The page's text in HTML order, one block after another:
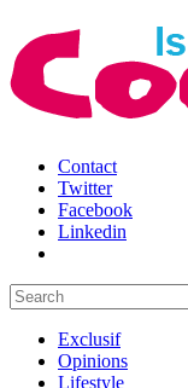
Contact
Twitter
Facebook
Linkedin
Exclusif
Opinions
Lifestyle